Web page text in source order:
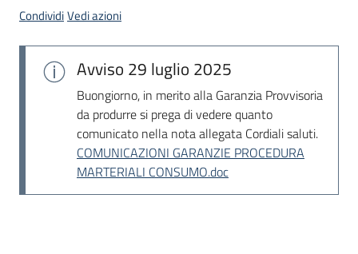
telematiche
English
CondividiVedi azioni
Avviso 29 luglio 2025
Buongiorno, in merito alla Garanzia Provvisoria
da produrre si prega di vedere quanto
comunicato nella nota allegata Cordiali saluti.
COMUNICAZIONI GARANZIE PROCEDURA
MARTERIALI CONSUMO.doc